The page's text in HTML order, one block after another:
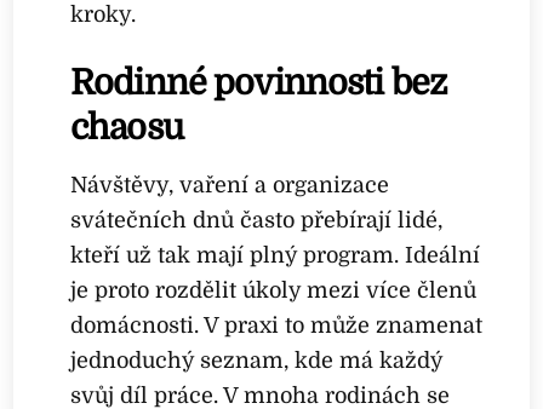
kroky.
Rodinné povinnosti bez
chaosu
Návštěvy, vaření a organizace
svátečních dnů často přebírají lidé,
kteří už tak mají plný program. Ideální
je proto rozdělit úkoly mezi více členů
domácnosti. V praxi to může znamenat
jednoduchý seznam, kde má každý
svůj díl práce. V mnoha rodinách se